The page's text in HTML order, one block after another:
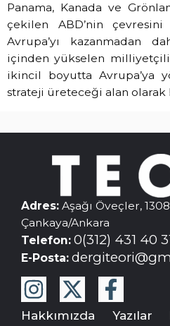
Panama, Kanada ve
çekilen ABD’nin
Avrupa’yı kazanmadan
içinden yükselen
ikincil boyutta Avrupa’ya
strateji üreteceği alan olarak
Adres: Aşağı Öveçler,
Çankaya/Ankara
Telefon: 0(312) 431 40
E-Posta:
Hakkımızda Yazılar